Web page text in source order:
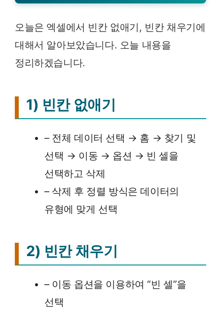
오늘은 엑셀에서 빈칸 없애기, 빈칸 채우기에
대해서 알아보았습니다. 오늘 내용을
정리하겠습니다.
1) 빈칸 없애기
– 전체 데이터 선택 → 홈 → 찾기 및
선택 → 이동 → 옵션 → 빈 셀을
선택하고 삭제
– 삭제 후 정렬 방식은 데이터의
유형에 맞게 선택
2) 빈칸 채우기
– 이동 옵션을 이용하여 “빈 셀”을
선택